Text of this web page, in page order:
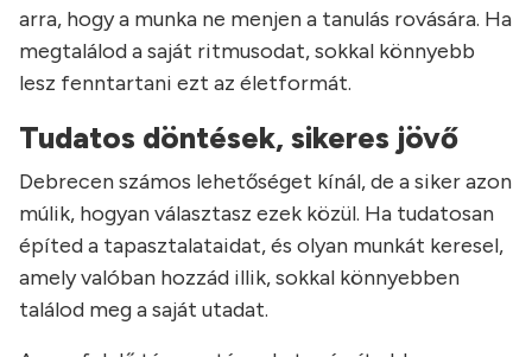
arra, hogy a munka ne menjen a tanulás rovására. Ha
megtalálod a saját ritmusodat, sokkal könnyebb
lesz fenntartani ezt az életformát.
Tudatos döntések, sikeres jövő
Debrecen számos lehetőséget kínál, de a siker azon
múlik, hogyan választasz ezek közül. Ha tudatosan
építed a tapasztalataidat, és olyan munkát keresel,
amely valóban hozzád illik, sokkal könnyebben
találod meg a saját utadat.